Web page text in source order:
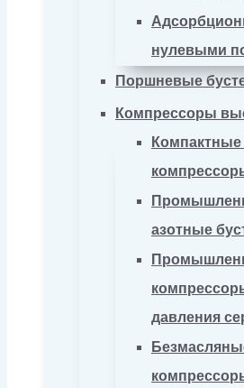
нулевыми
Поршневые
Компрессоры
азотные
давления